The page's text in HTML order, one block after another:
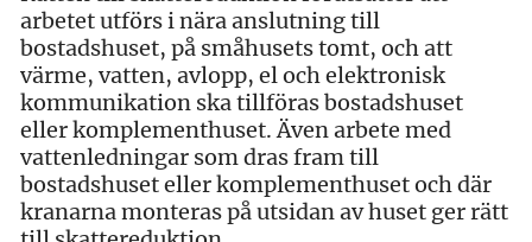
arbetet utförs i nära anslutning till
bostadshuset, på småhusets tomt, och att
värme, vatten, avlopp, el och elektronisk
kommunikation ska tillföras bostadshuset
eller komplementhuset. Även arbete med
vattenledningar som dras fram till
bostadshuset eller komplementhuset och där
kranarna monteras på utsidan av huset ger rätt